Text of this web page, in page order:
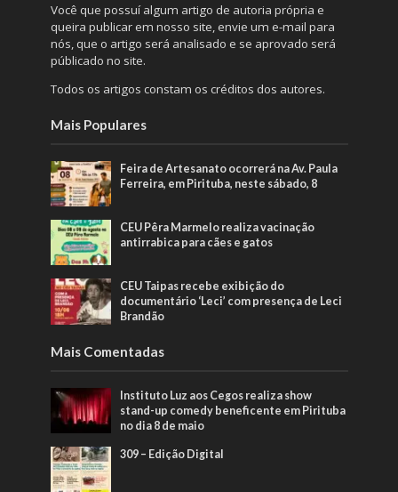
Você que possuí algum artigo de autoria própria e
queira publicar em nosso site, envie um e-mail para
nós, que o artigo será analisado e se aprovado será
públicado no site.
Todos os artigos constam os créditos dos autores.
Mais Populares
Feira de Artesanato ocorrerá na Av. Paula
Ferreira, em Pirituba, neste sábado, 8
CEU Pêra Marmelo realiza vacinação
antirrabica para cães e gatos
CEU Taipas recebe exibição do
documentário ‘Leci’ com presença de Leci
Brandão
Mais Comentadas
Instituto Luz aos Cegos realiza show
stand-up comedy beneficente em Pirituba
no dia 8 de maio
309 – Edição Digital